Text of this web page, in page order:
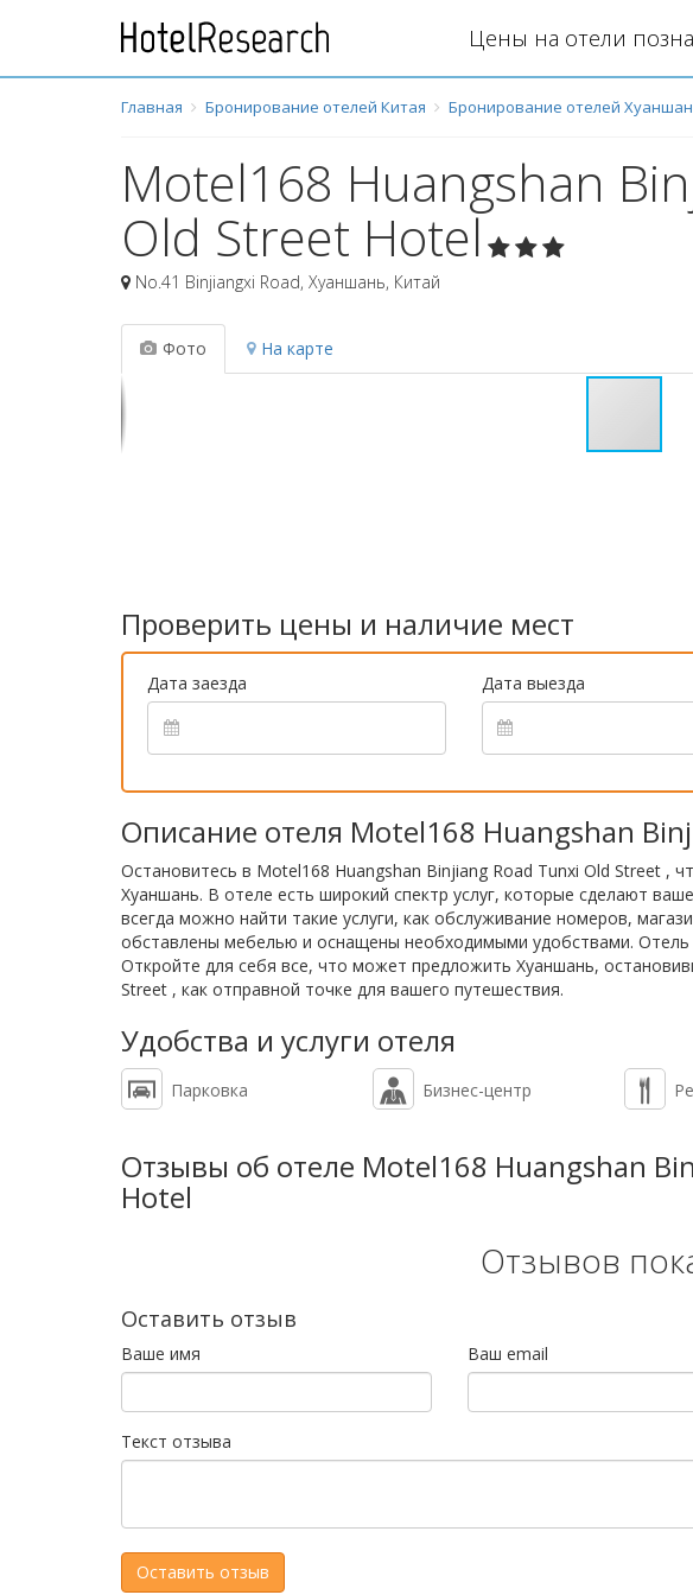
Цены на отели
Главная Бронирование отелей Китая Бронирование отелей
Motel168 Huangshan
Old Street Hotel
No.41 Binjiangxi Road, Хуаншань, Китай
Фото На карте
Проверить цены и наличие мест
Дата заезда Дата выезда
Описание отеля Motel168 Huangshan
Остановитесь в Motel168 Huangshan Binjiang Road Tunxi Old Street ,
Хуаншань. В отеле есть широкий спектр услуг, которые сделают
всегда можно найти такие услуги, как обслуживание номеров,
обставлены мебелью и оснащены необходимыми удобствами. Отель
Откройте для себя все, что может предложить Хуаншань,
Street , как отправной точке для вашего путешествия.
Удобства и услуги отеля
Парковка Бизнес-центр
Отзывы об отеле Motel168 Huangshan
Hotel
Отзывов
Оставить отзыв
Ваше имя Ваш email
Текст отзыва